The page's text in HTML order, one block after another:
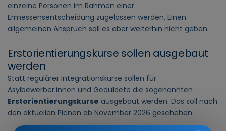
einzelne Personen im Rahmen einer
Ermessensentscheidung zugelassen werden. Einen
allgemeinen Anspruch soll es aber weiterhin nicht geben.
Erstorientierungskurse sollen ausgebaut
werden
Statt regulärer Integrationskurse sollen für
Asylbewerber:innen und Geduldete die sogenannten
Erstorientierungskurse ausgebaut werden. Das soll nach
den aktuellen Plänen ab November 2026 geschehen.